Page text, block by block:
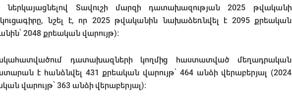
ներկայացնելով Տավուշի մարզի դատախազության 2025 թվականի
նշել է, որ 2025 թվականին նախաձեռնվել է 2095 քրեական
2048 քրեական վարույթ):
դատախազների կողմից հաստատված մեղադրական
է հանձնվել 431 քրեական վարույթ՝ 464 անձի վերաբերյալ (2024
վարույթ՝ 363 անձի վերաբերյալ):